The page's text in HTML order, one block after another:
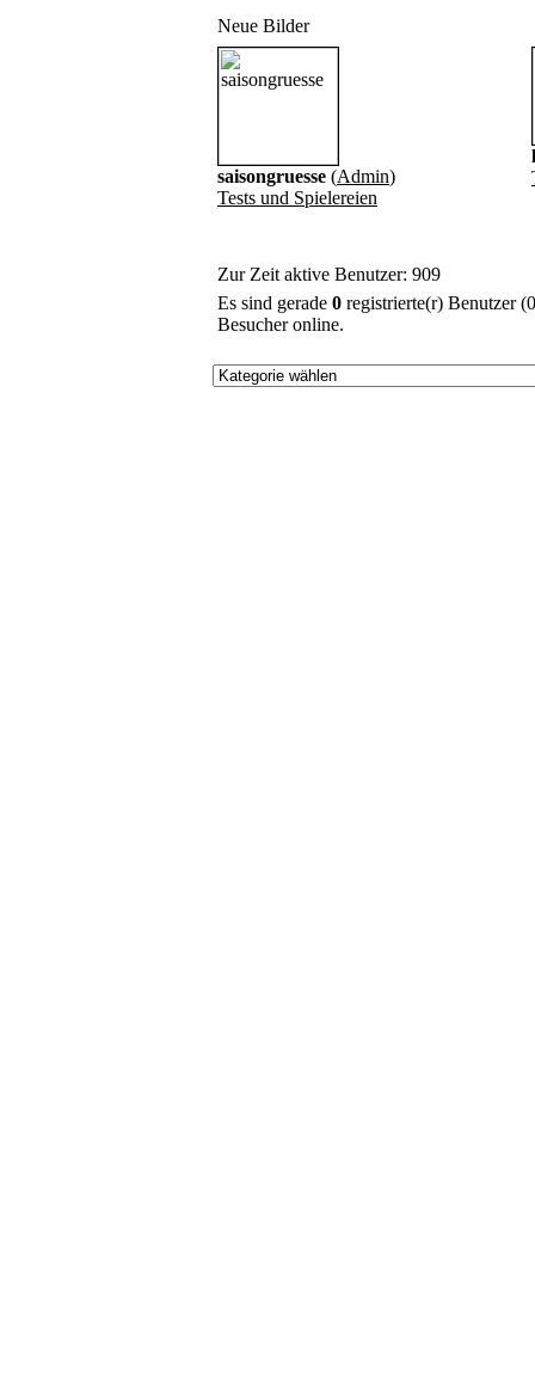
Neue Bilder
saisongruesse (Admin)
Tests und Spielereien
Zur Zeit aktive Benutzer: 909
Es sind gerade 0 registrierte(r) Benutzer
Besucher online.